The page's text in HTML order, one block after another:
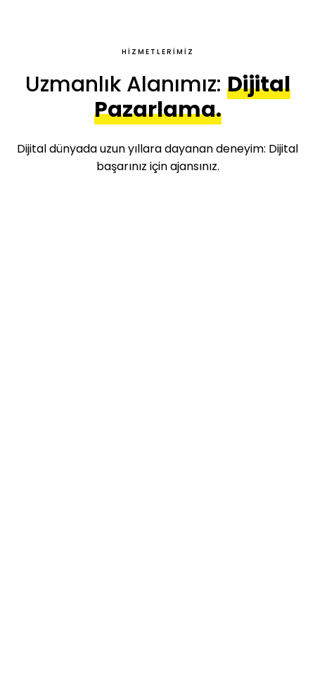
HİZMETLERİMİZ
Uzmanlık Alanımız: Dijital
Pazarlama.
Dijital dünyada uzun yıllara dayanan deneyim: Dijital
başarınız için ajansınız.